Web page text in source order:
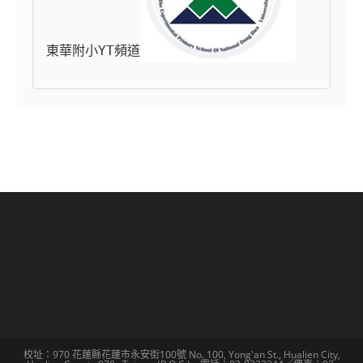
東華附小YT頻道
校址：970 花蓮縣花蓮市永安街100號 No. 100, Yong'an St., Hualien City,